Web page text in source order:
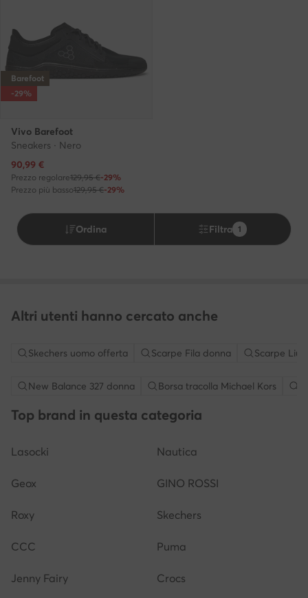
Barefoot
-29%
Vivo Barefoot
Sneakers · Nero
Prezzo attuale
90,99 €
Prezzo regolare129,95 €-29%
Prezzo più basso129,95 €-29%
Ordina Filtra 1
Altri utenti hanno cercato anche
Skechers uomo offerta Scarpe Fila donna Scarpe Liu
New Balance 327 donna Borsa tracolla Michael Kors
Top brand in questa categoria
Lasocki Nautica
Geox GINO ROSSI
Roxy Skechers
CCC Puma
Jenny Fairy Crocs